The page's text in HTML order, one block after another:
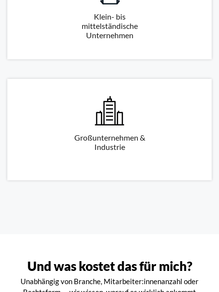
Klein- bis
mittelständische
Unternehmen
Großunternehmen &
Industrie
Und was kostet das für mich?
Unabhängig von Branche, Mitarbeiter:innenanzahl oder